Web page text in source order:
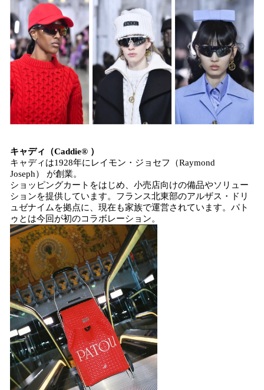
キャディ（Caddie® ）
キャディは1928年にレイモン・ジョセフ（Raymond
Joseph） が創業。
ショッピングカートをはじめ、小売店向けの備品やソリュー
ションを提供しています。フランス北東部のアルザス・ドリ
ュゼナイムを拠点に、現在も家族で運営されています。パト
ゥとは今回が初のコラボレーション。